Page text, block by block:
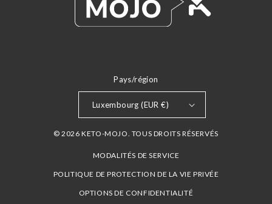
Pays/région
Luxembourg (EUR €)
© 2026 KETO-MOJO. TOUS DROITS RÉSERVÉS
MODALITÉS DE SERVICE
POLITIQUE DE PROTECTION DE LA VIE PRIVÉE
OPTIONS DE CONFIDENTIALITÉ